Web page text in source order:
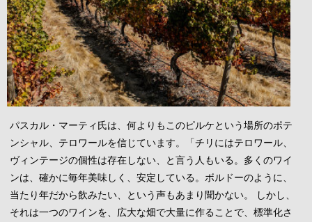
パスカル・マーティ氏は、何よりもこのピルケという場所のポテ
ンシャル、テロワールを信じています。「チリにはテロワール、
ヴィンテージの個性は存在しない、と言う人もいる。多くのワイ
ンは、確かに毎年美味しく、安定している。ボルドーのように、
当たり年だから飲みたい、という声もあまり聞かない。 しかし、
それは一つのワインを、広大な畑で大量に作ることで、標準化さ